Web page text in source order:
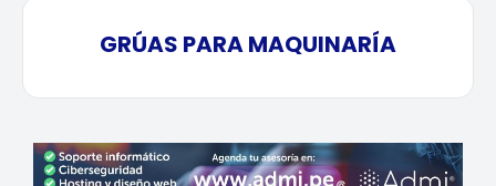
GRÚAS PARA MAQUINARÍA